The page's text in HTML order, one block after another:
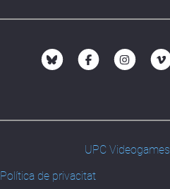
UPC Videogames
Política de privacitat